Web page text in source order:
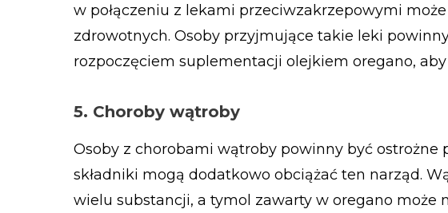
w połączeniu z lekami przeciwzakrzepowymi
zdrowotnych. Osoby przyjmujące takie leki
rozpoczęciem suplementacji olejkiem oregano,
5. Choroby wątroby
Osoby z chorobami wątroby powinny być
składniki mogą dodatkowo obciążać ten narząd.
wielu substancji, a tymol zawarty w oregano może